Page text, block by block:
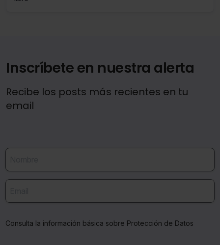
Inscríbete en nuestra alerta
Recibe los posts más recientes en tu
email
Consulta la información básica sobre Protección de Datos